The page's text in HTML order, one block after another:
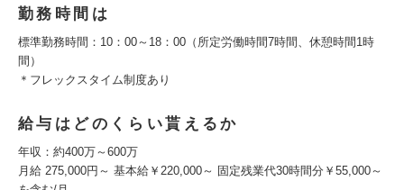
勤務時間は
標準勤務時間：10：00～18：00（所定労働時間7時間、休憩時間1時
間）
＊フレックスタイム制度あり
給与はどのくらい貰えるか
年収：約400万～600万
月給 275,000円～ 基本給￥220,000～ 固定残業代30時間分￥55,000～